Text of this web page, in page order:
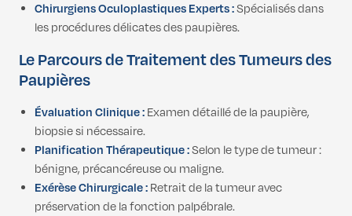
Chirurgiens Oculoplastiques Experts :Spécialisés dans
les procédures délicates des paupières.
Le Parcours de Traitement des Tumeurs des
Paupières
Évaluation Clinique :Examen détaillé de la paupière,
biopsie si nécessaire.
Planification Thérapeutique :Selon le type de tumeur :
bénigne, précancéreuse ou maligne.
Exérèse Chirurgicale :Retrait de la tumeur avec
préservation de la fonction palpébrale.